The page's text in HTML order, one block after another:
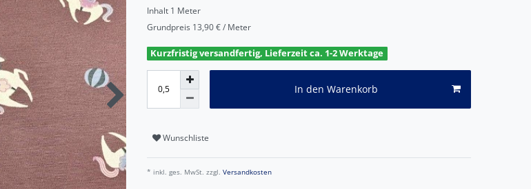
Inhalt 1 Meter
Grundpreis 13,90 € / Meter
Kurzfristig versandfertig, Lieferzeit ca. 1-2 Werktage
In den Warenkorb
Wunschliste
* inkl. ges. MwSt. zzgl. Versandkosten